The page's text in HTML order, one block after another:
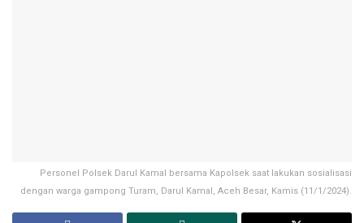
Personel Polsek Darul Kamal bersama Kapolsek saat lakukan sosialisasi
dengan warga gampong Turam, Darul Kamal, Aceh Besar, Kamis (11/1/2024).